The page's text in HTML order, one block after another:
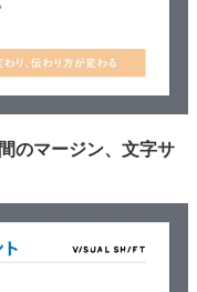
のマージン、文字サ